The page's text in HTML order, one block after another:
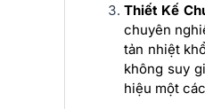
Thiết Kế
chuyên
tản nhiệt
không suy
hiệu một